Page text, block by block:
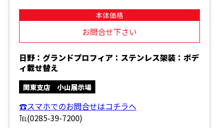
本体価格
お問合せ下さい
日野：グランドプロフィア：ステンレス架装：ボデ
ィ載せ替え
関東支店 小山展示場
☎スマホでのお問合せはコチラへ
℡(0285-39-7200)